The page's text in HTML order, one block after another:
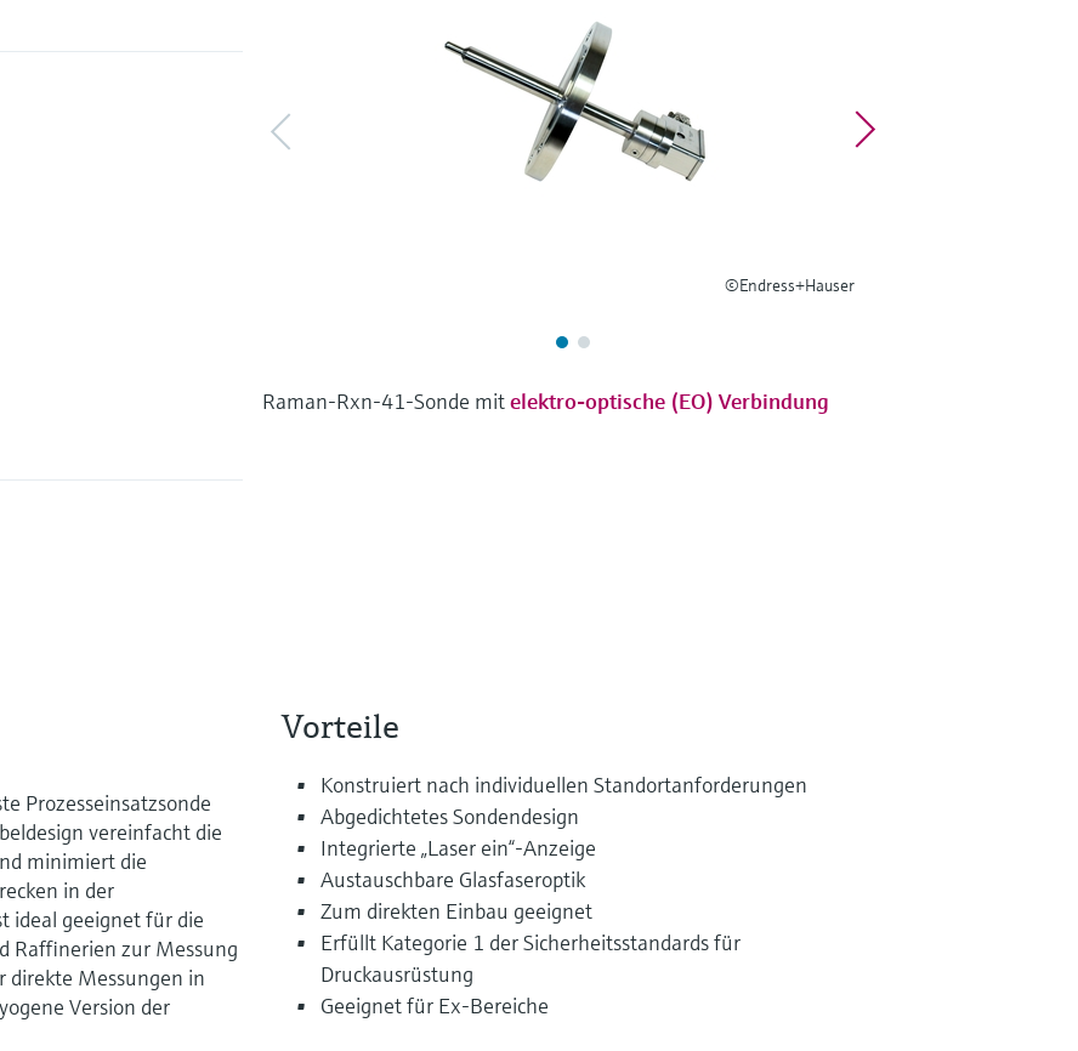
©Endress+Hauser
Raman-Rxn-41-Sonde mitelektro-optische (EO) Verbindung
Prozesseinsatzsonde
vereinfacht die
minimiert die
in der
ideal geeignet für die
Raffinerien zur Messung
direkte Messungen in
Version der
Vorteile
Konstruiert nach individuellen Standortanforderungen
Abgedichtetes Sondendesign
Integrierte „Laser ein“-Anzeige
Austauschbare Glasfaseroptik
Zum direkten Einbau geeignet
Erfüllt Kategorie 1 der Sicherheitsstandards für
Druckausrüstung
Geeignet für Ex-Bereiche